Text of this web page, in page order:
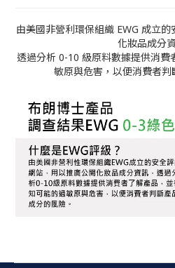
由美國非營利環保組織 EWG 成立
化妝品成分
透過分析 0-10 級原料數據提供消費
敏原與危害，以便消費者判